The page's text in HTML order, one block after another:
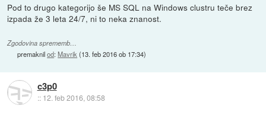
Pod to drugo kategorijo še MS SQL na Windows clustru teče brez
izpada že 3 leta 24/7, ni to neka znanost.
Zgodovina sprememb…
premaknilod:Mavrik (13. feb 2016 ob 17:34)
c3p0
:: 12. feb 2016, 08:58